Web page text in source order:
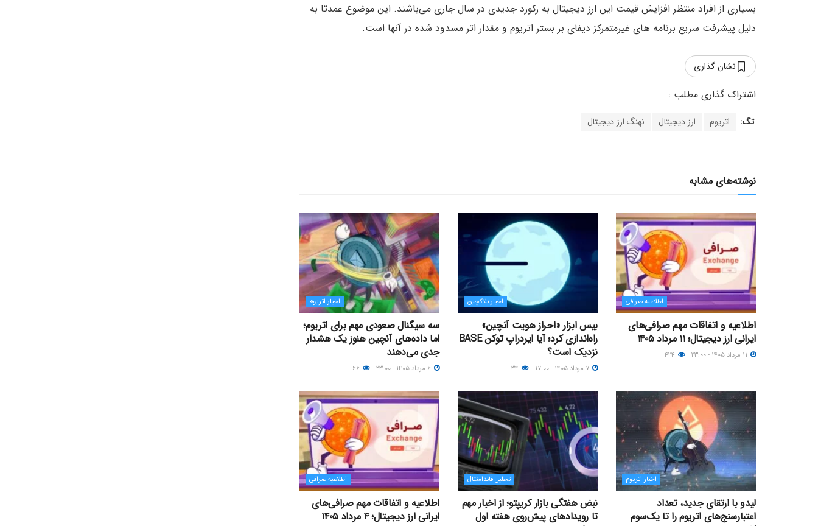
بسیاری از افراد منتظر افزایش قیمت این ارز دیجیتال به رکورد جدیدی در سال جاری می‌باشند. این موضوع عمدتا به
دلیل پیشرفت سریع برنامه های غیرمتمرکز دیفای بر بستر اتریوم و مقدار اتر مسدود شده در آنها است.
نشان گذاری
تگ: اتریوم ارز دیجیتال نهنگ ارز دیجیتال
نوشته‌های مشابه
اطلاعیه صرافی
اطلاعیه و اتفاقات مهم صرافی‌های
ایرانی ارز دیجیتال؛ ۱۱ مرداد ۱۴۰۵
اخبار بلاکچین
بیس ابزار «احراز هویت آنچین»
راه‌اندازی کرد؛ آیا ایردراپ توکن BASE
نزدیک‌ است؟
اخبار اتریوم
سه سیگنال صعودی مهم برای اتریوم؛
اما داده‌های آنچین هنوز یک هشدار
جدی می‌دهند
اخبار اتریوم
لیدو با ارتقای جدید، تعداد
اعتبارسنج‌های اتریوم را تا یک‌سوم
تحلیل فاندامنتال
نبض هفتگی بازار کریپتو؛ از اخبار مهم
تا رویدادهای پیش‌روی هفته اول
اطلاعیه صرافی
اطلاعیه و اتفاقات مهم صرافی‌های
ایرانی ارز دیجیتال؛ ۴ مرداد ۱۴۰۵